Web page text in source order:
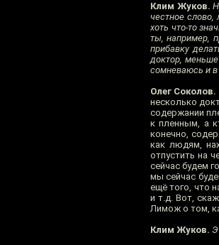
Клим Жуков.
честное
хоть что-то
ты, например,
прибавку
доктор,
сомневаюсь и в
Олег Соколов.
несколько
содержании
к пленным, а
конечно,
как людям,
отпустить на
сейчас будем
мы сейчас
ещё того, что
и т.д. Вот,
Лимож о том,
Клим Жуков.